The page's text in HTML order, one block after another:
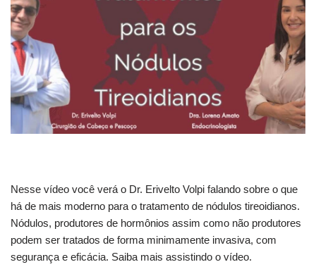
Nesse vídeo você verá o Dr. Erivelto Volpi falando sobre o que
há de mais moderno para o tratamento de nódulos tireoidianos.
Nódulos, produtores de hormônios assim como não produtores
podem ser tratados de forma minimamente invasiva, com
segurança e eficácia. Saiba mais assistindo o vídeo.